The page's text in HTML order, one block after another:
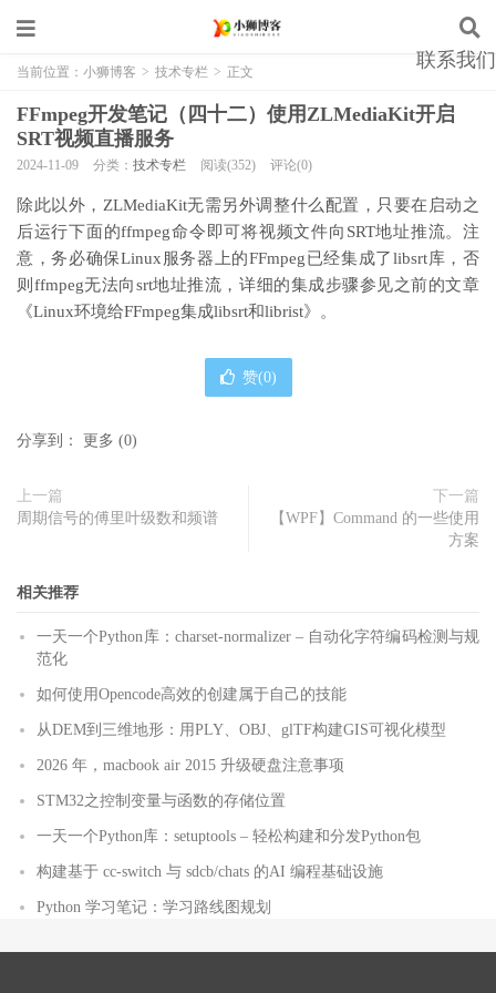
联系我们
当前位置： 小狮博客 > 技术专栏 > 正文
FFmpeg开发笔记（四十二）使用ZLMediaKit开启
SRT视频直播服务
2024-11-09 分类： 技术专栏 阅读(352) 评论(0)
除此以外，ZLMediaKit无需另外调整什么配置，只要在启动之
后运行下面的ffmpeg命令即可将视频文件向SRT地址推流。注
意，务必确保Linux服务器上的FFmpeg已经集成了libsrt库，否
则ffmpeg无法向srt地址推流，详细的集成步骤参见之前的文章
《Linux环境给FFmpeg集成libsrt和librist》。
赞(0)
分享到： 更多 (0)
上一篇
周期信号的傅里叶级数和频谱
下一篇
【WPF】Command 的一些使用
方案
相关推荐
一天一个Python库：charset-normalizer – 自动化字符编码检测与规
范化
如何使用Opencode高效的创建属于自己的技能
从DEM到三维地形：用PLY、OBJ、glTF构建GIS可视化模型
2026 年，macbook air 2015 升级硬盘注意事项
STM32之控制变量与函数的存储位置
一天一个Python库：setuptools – 轻松构建和分发Python包
构建基于 cc-switch 与 sdcb/chats 的AI 编程基础设施
Python 学习笔记：学习路线图规划